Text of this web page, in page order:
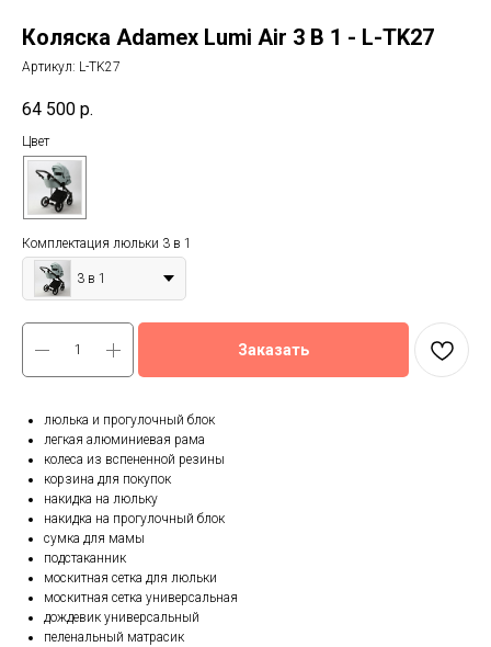
Коляска Adamex Lumi Air 3 В 1 - L-TK27
Артикул: L-TK27
64 500 р.
Цвет
Комплектация люльки 3 в 1
3 в 1
Заказать
люлька и прогулочный блок
легкая алюминиевая рама
колеса из вспененной резины
корзина для покупок
накидка на люльку
накидка на прогулочный блок
сумка для мамы
подстаканник
москитная сетка для люльки
москитная сетка универсальная
дождевик универсальный
пеленальный матрасик